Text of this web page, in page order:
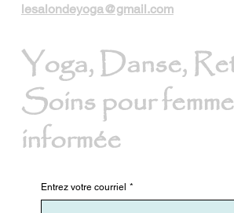
lesalondeyoga@gmail.com
Yoga, Danse,
Soins pour
informée
Entrez votre courriel *